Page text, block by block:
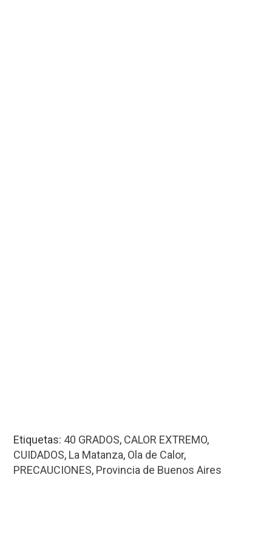
Etiquetas: 40 GRADOS, CALOR EXTREMO,
CUIDADOS, La Matanza, Ola de Calor,
PRECAUCIONES, Provincia de Buenos Aires